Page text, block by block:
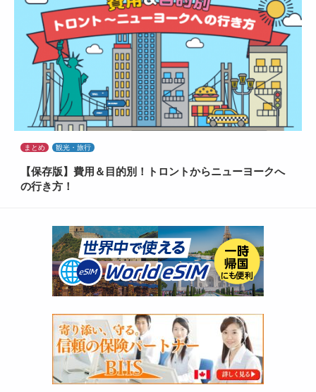
まとめ 観光・旅行
【保存版】費用＆目的別！トロントからニューヨークへ
の行き方！